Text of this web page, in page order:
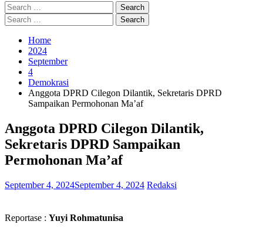
Search
for:
Search
for:
Home
2024
September
4
Demokrasi
Anggota DPRD Cilegon Dilantik, Sekretaris DPRD
Sampaikan Permohonan Ma’af
Anggota DPRD Cilegon Dilantik,
Sekretaris DPRD Sampaikan
Permohonan Ma’af
September 4, 2024September 4, 2024 Redaksi
Reportase : Yuyi Rohmatunisa